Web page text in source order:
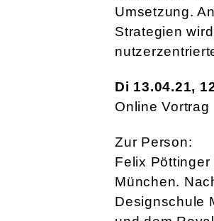
Umsetzung.
Strategien
Di 13.04.21,
Online Vortrag
Zur Person:
Felix
München.
Designschule